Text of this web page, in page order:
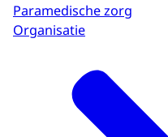
Paramedische zorg
Organisatie